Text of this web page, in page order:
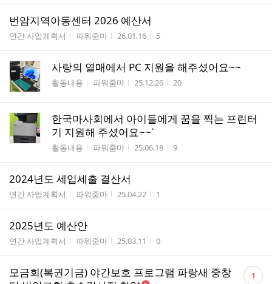
번암지역아동센터 2026 예산서
게시판명
연간 사업계획서 작성자
파워줌마 작성시간
26.01.16 조회수
5
사랑의 열매에서 PC 지원을 해주셨어요~~
게시판명
활동내용 작성자
파워줌마 작성시간
25.12.26 조회수
20
한국마사회에서 아이들에게 꿈을 찍는 프린터
기 지원해 주셨어요~~`
게시판명
활동내용 작성자
파워줌마 작성시간
25.06.18 조회수
9
2024년도 세입세출 결산서
게시판명
연간 사업계획서 작성자
파워줌마 작성시간
25.04.22 조회수
1
2025년도 예산안
게시판명
연간 사업계획서 작성자
파워줌마 작성시간
25.03.11 조회수
0
모금회(복권기금) 야간보호 프로그램 파랑새 중창
댓
글 1